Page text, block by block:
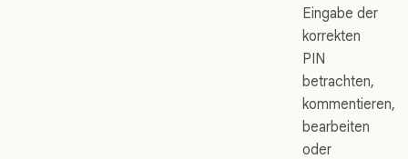
Eingabe der
korrekten
PIN
betrachten,
kommentieren,
bearbeiten
oder